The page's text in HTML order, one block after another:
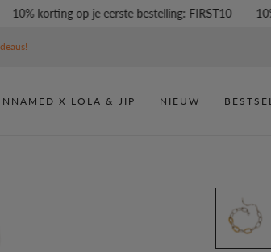
10% korting op je eerste bestelling: FIRST10 10%
X LOLA & JIP NIEUW